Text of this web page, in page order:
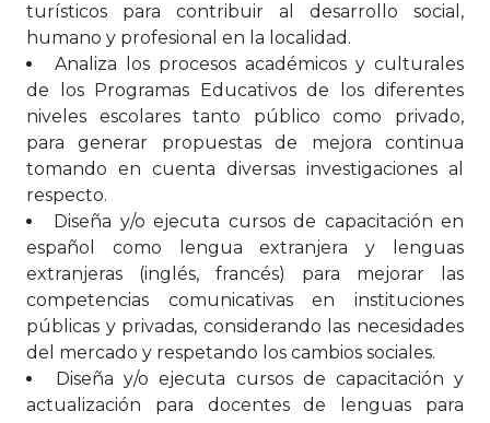
turísticos para contribuir al desarrollo social,
humano y profesional en la localidad.
Analiza los procesos académicos y culturales
de los Programas Educativos de los diferentes
niveles escolares tanto público como privado,
para generar propuestas de mejora continua
tomando en cuenta diversas investigaciones al
respecto.
Diseña y/o ejecuta cursos de capacitación en
español como lengua extranjera y lenguas
extranjeras (inglés, francés) para mejorar las
competencias comunicativas en instituciones
públicas y privadas, considerando las necesidades
del mercado y respetando los cambios sociales.
Diseña y/o ejecuta cursos de capacitación y
actualización para docentes de lenguas para